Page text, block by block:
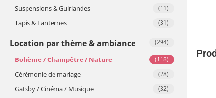
Suspensions & Guirlandes (11)
Tapis & Lanternes (31)
Location par thème & ambiance (294)
Bohème / Champêtre / Nature (118)
Cérémonie de mariage (28)
Gatsby / Cinéma / Musique (32)